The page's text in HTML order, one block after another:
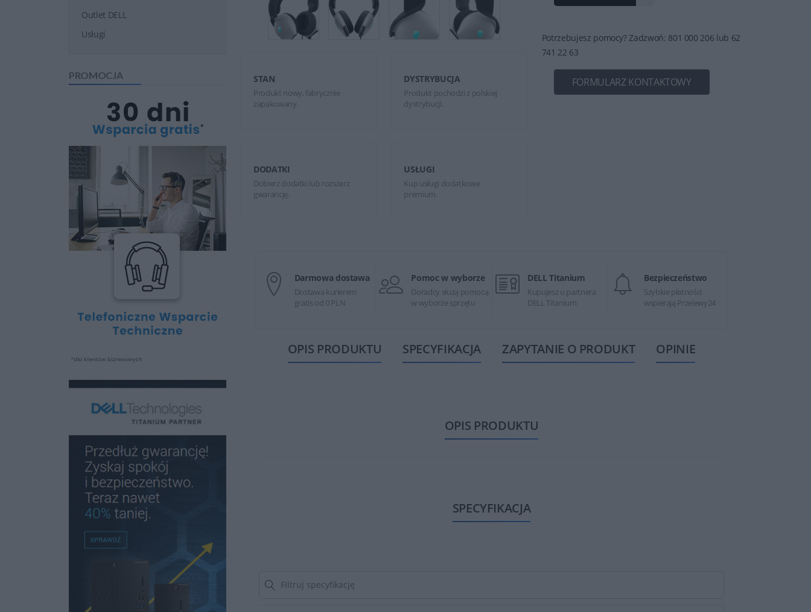
Outlet DELL
Usługi
PROMOCJA STAN
Produkt nowy, fabrycznie
zapakowany.
DYSTRYBUCJA
Produkt pochodzi z polskiej
dystrybucji.
DODATKI
Dobierz dodatki lub rozszerz
gwarancję.
USŁUGI
Kup usługi dodatkowe
premium.
Potrzebujesz pomocy? Zadzwoń: 801 000 206 lub 62
741 22 63
FORMULARZ KONTAKTOWY
Darmowa dostawa
Dostawa kurierem
gratis od 0 PLN
Pomoc w wyborze
Doradcy służą pomocą
w wyborze sprzętu
DELL Titanium
Kupujesz u partnera
DELL Titanium
Bezpieczeństwo
Szybkie płatności
wspierają Przelewy24
OPIS PRODUKTU SPECYFIKACJA ZAPYTANIE O PRODUKT OPINIE
OPIS PRODUKTU
SPECYFIKACJA